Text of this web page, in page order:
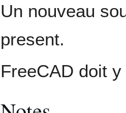
Un nouveau
present.
FreeCAD doit